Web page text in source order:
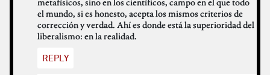
el mundo, si es honesto, acepta los mismos criterios de
corrección y verdad. Ahí es donde está la superioridad del
liberalismo: en la realidad.
REPLY